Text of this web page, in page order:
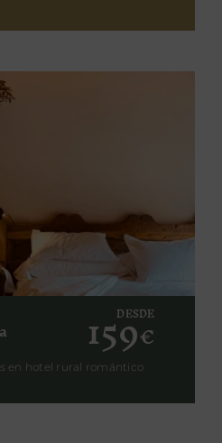
DESDE
159€
en hotel rural romántico